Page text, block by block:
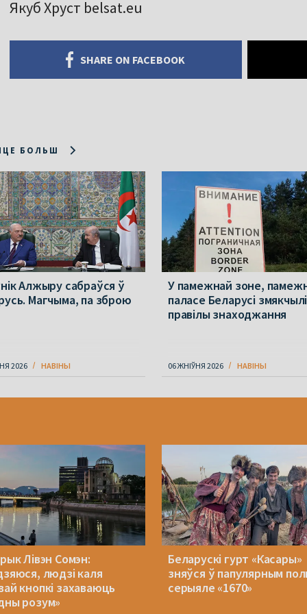
Якуб Хруст belsat.eu
SHARE ON FACEBOOK
БОЛЬШ
Алжыру сабраўся ў
Магчыма, па зброю
2026 НАВІНЫ
У памежнай зоне,
паласе Беларусі змякчылі
правілы знаходжання
06 ЖНІЎНЯ 2026 НАВІНЫ
Лівэн Сомэн:
людзі каля
кнопкі захаваюць
розум»
Беларускі гурт «Касары»
зняўся ў папулярным
серыяле «1670»